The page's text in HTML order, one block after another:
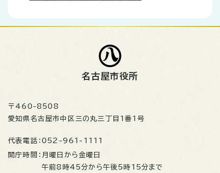
名古屋市役所
〒460-8508
愛知県名古屋市中区三の丸三丁目1番1号
代表電話： 052-961-1111
開庁時間： 月曜日から金曜日
午前8時45分から午後5時15分まで